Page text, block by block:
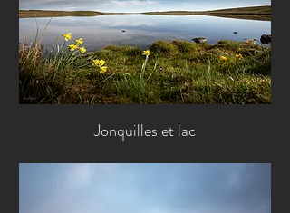
Jonquilles et lac